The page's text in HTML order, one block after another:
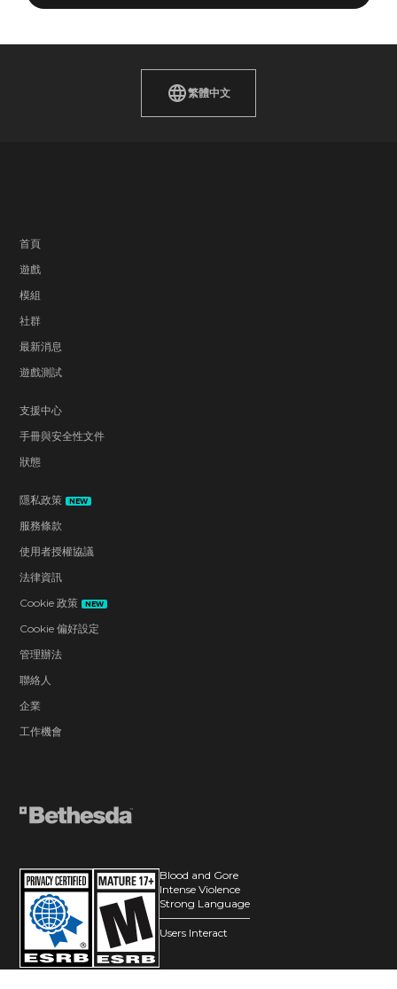
繁體中文
首頁
遊戲
模組
社群
最新消息
遊戲測試
支援中心
手冊與安全性文件
狀態
隱私政策 NEW
服務條款
使用者授權協議
法律資訊
Cookie 政策
NEW
Cookie 偏好設定
管理辦法
聯絡人
企業
工作機會
Blood and Gore
Intense Violence
Strong Language
Users Interact